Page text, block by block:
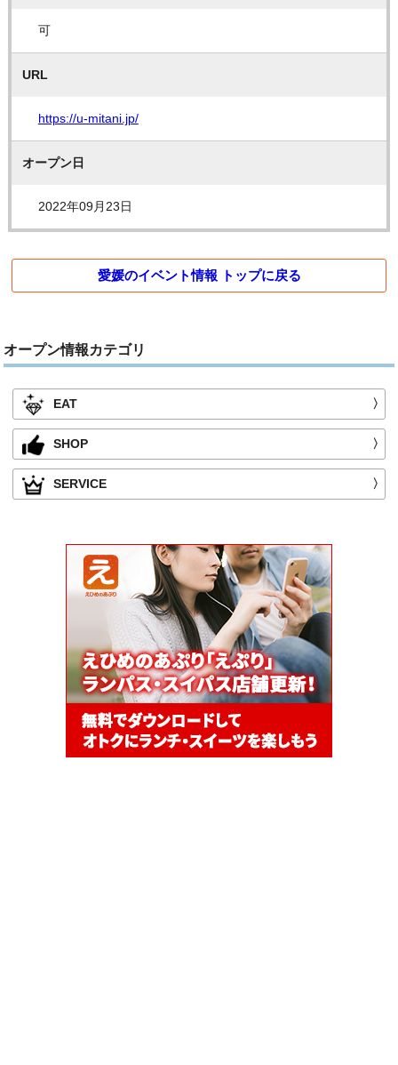
可
URL
https://u-mitani.jp/
オープン日
2022年09月23日
愛媛のイベント情報 トップに戻る
オープン情報カテゴリ
EAT 〉
SHOP 〉
SERVICE 〉